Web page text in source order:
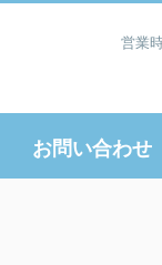
営業
お問い合わせ